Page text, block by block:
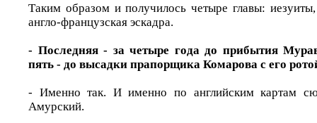
Таким образом и получилось четыре главы:
англо-французская эскадра.
- Последняя - за четыре года до прибытия
пять - до высадки прапорщика Комарова с его
- Именно так. И именно по английским картам
Амурский.